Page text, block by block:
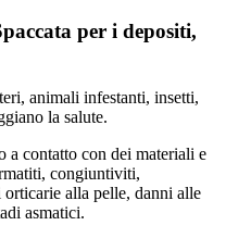
per i depositi,
animali infestanti, insetti,
la salute.
a contatto con dei materiali e
congiuntiviti,
alla pelle, danni alle
asmatici.